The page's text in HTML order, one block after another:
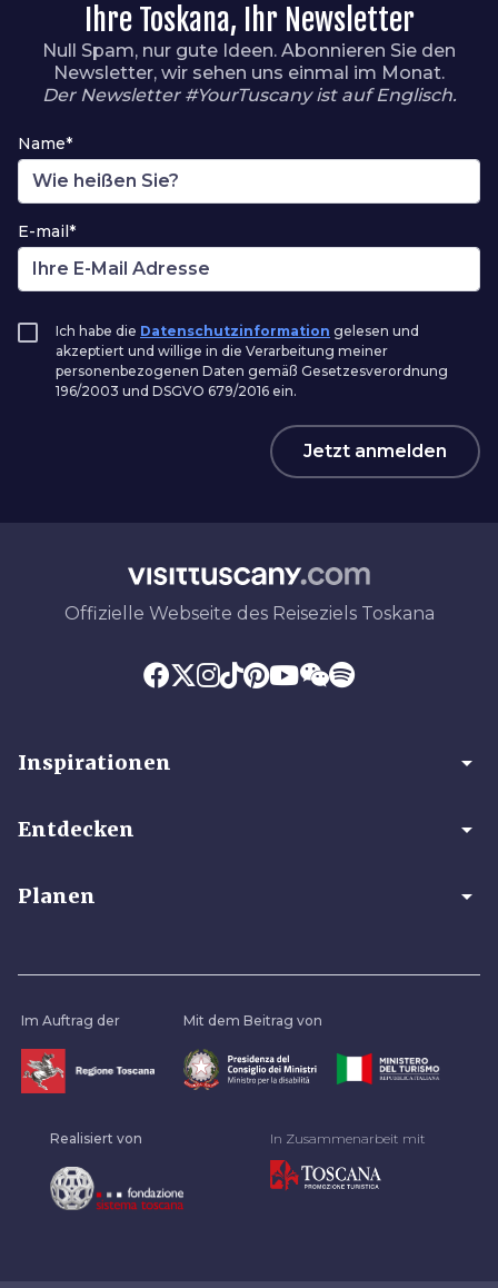
Ihre Toskana, Ihr Newsletter
Null Spam, nur gute Ideen. Abonnieren Sie den
Newsletter, wir sehen uns einmal im Monat.
Der Newsletter #YourTuscany ist auf Englisch.
Name*
E-mail*
Ich habe die Datenschutzinformation gelesen und
akzeptiert und willige in die Verarbeitung meiner
personenbezogenen Daten gemäß Gesetzesverordnung
196/2003 und DSGVO 679/2016 ein.
Jetzt anmelden
Offizielle Webseite des Reiseziels Toskana
Inspirationen arrow_drop_down
Entdecken arrow_drop_down
Planen arrow_drop_down
Im Auftrag der Mit dem Beitrag von
Realisiert von In Zusammenarbeit mit